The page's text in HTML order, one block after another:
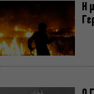
Η